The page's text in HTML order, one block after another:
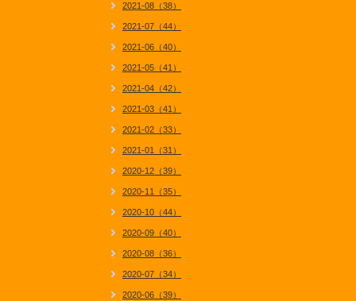
2021-08（38）
2021-07（44）
2021-06（40）
2021-05（41）
2021-04（42）
2021-03（41）
2021-02（33）
2021-01（31）
2020-12（39）
2020-11（35）
2020-10（44）
2020-09（40）
2020-08（36）
2020-07（34）
2020-06（39）